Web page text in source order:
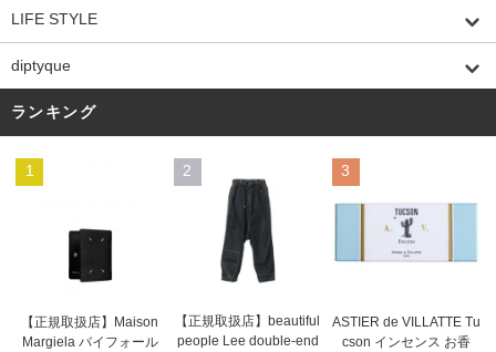
LIFE STYLE
diptyque
ランキング
1
【正規取扱店】Maison
Margiela バイフォール
2
【正規取扱店】beautiful
people Lee double-end
3
ASTIER de VILLATTE Tu
cson インセンス お香